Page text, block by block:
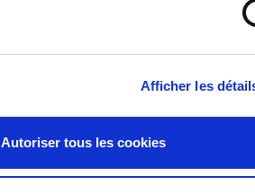
Afficher les
Autoriser tous les cookies